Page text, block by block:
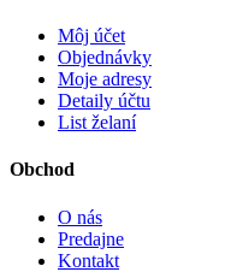
Môj účet
Objednávky
Moje adresy
Detaily účtu
List želaní
Obchod
O nás
Predajne
Kontakt